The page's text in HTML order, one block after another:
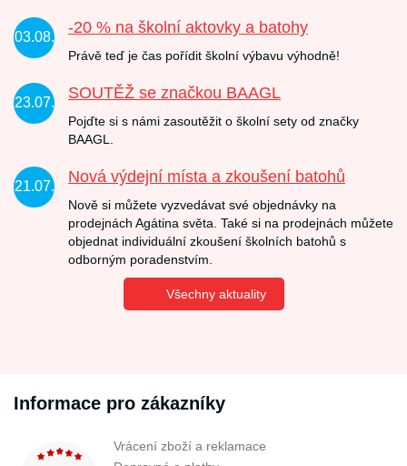
03.08.
-20 % na školní aktovky a batohy
Právě teď je čas pořídit školní výbavu výhodně!
23.07.
SOUTĚŽ se značkou BAAGL
Pojďte si s námi zasoutěžit o školní sety od značky
BAAGL.
21.07.
Nová výdejní místa a zkoušení batohů
Nově si můžete vyzvedávat své objednávky na
prodejnách Agátina světa. Také si na prodejnách můžete
objednat individuální zkoušení školních batohů s
odborným poradenstvím.
Všechny aktuality
Informace pro zákazníky
Vrácení zboží a reklamace